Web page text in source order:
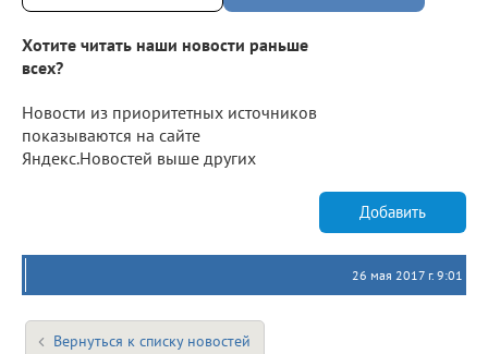
Хотите читать наши новости раньше
всех?
Новости из приоритетных источников
показываются на сайте
Яндекс.Новостей выше других
Добавить
26 мая 2017 г. 9:01
Вернуться к списку новостей